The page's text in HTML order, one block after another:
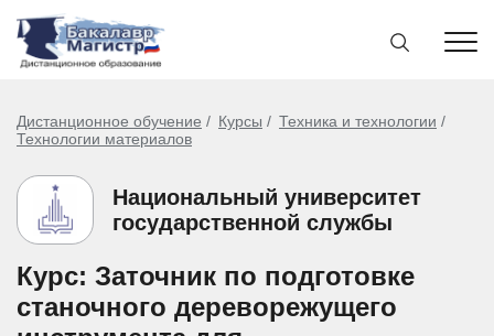
Дистанционное обучение Курсы
Техника и технологии
Технологии материалов
Национальный университет
государственной службы
Курс: Заточник по подготовке
станочного дереворежущего